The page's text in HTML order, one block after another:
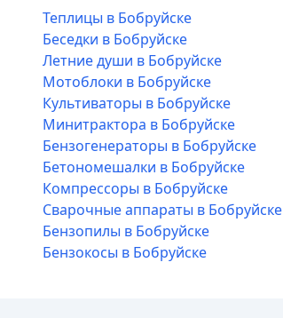
Теплицы в Бобруйске
Беседки в Бобруйске
Летние души в Бобруйске
Мотоблоки в Бобруйске
Культиваторы в Бобруйске
Минитрактора в Бобруйске
Бензогенераторы в Бобруйске
Бетономешалки в Бобруйске
Компрессоры в Бобруйске
Сварочные аппараты в Бобруйске
Бензопилы в Бобруйске
Бензокосы в Бобруйске